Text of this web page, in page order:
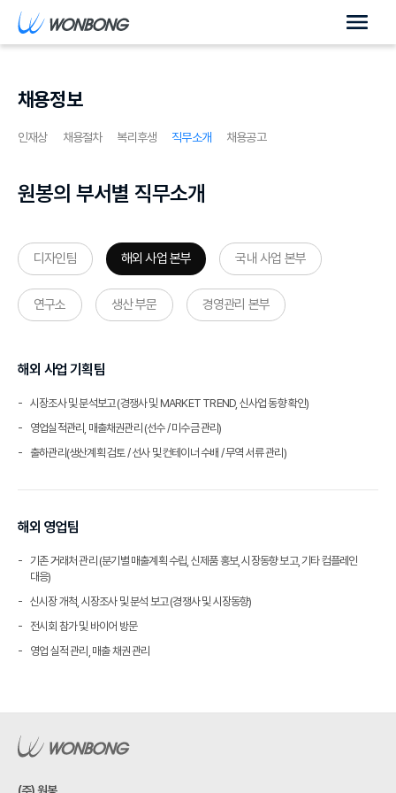
채용정보
인재상 채용절차 복리후생 직무소개 채용공고
원봉의 부서별 직무소개
디자인팀 해외 사업 본부 국내 사업 본부
연구소 생산 부문 경영관리 본부
해외 사업 기획팀
시장조사 및 분석보고 (경쟁사 및 MARKET TREND, 신사업 동향 확인)
영업실적관리, 매출채권관리 (선수 / 미수금 관리)
출하관리(생산계획 검토 / 선사 및 컨테이너 수배 / 무역 서류 관리)
해외 영업팀
기존 거래처 관리 (분기별 매출계획 수립, 신제품 홍보, 시장동향 보고, 기타 컴플레인
대응)
신시장 개척, 시장조사 및 분석 보고 (경쟁사 및 시장동향)
전시회 참가 및 바이어 방문
영업 실적 관리, 매출 채권 관리